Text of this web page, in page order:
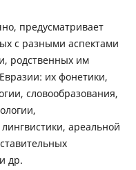
предусматривает
с разными аспектами
родственных им
их фонетики,
словообразования,
ареальной
др.